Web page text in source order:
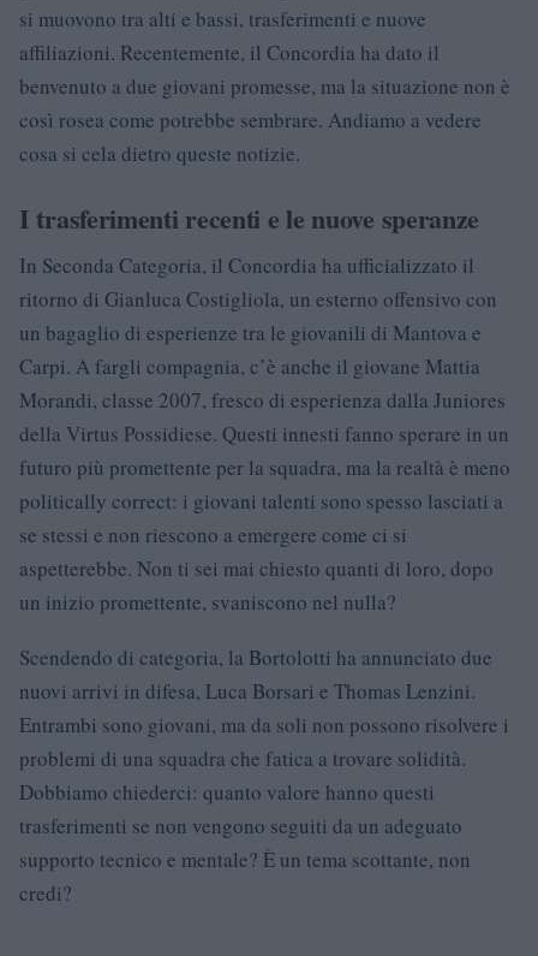
si muovono tra alti e bassi, trasferimenti e nuove
affiliazioni. Recentemente, il Concordia ha dato il
benvenuto a due giovani promesse, ma la situazione non è
così rosea come potrebbe sembrare. Andiamo a vedere
cosa si cela dietro queste notizie.
I trasferimenti recenti e le nuove speranze
In Seconda Categoria, il Concordia ha ufficializzato il
ritorno di Gianluca Costigliola, un esterno offensivo con
un bagaglio di esperienze tra le giovanili di Mantova e
Carpi. A fargli compagnia, c’è anche il giovane Mattia
Morandi, classe 2007, fresco di esperienza dalla Juniores
della Virtus Possidiese. Questi innesti fanno sperare in un
futuro più promettente per la squadra, ma la realtà è meno
politically correct: i giovani talenti sono spesso lasciati a
se stessi e non riescono a emergere come ci si
aspetterebbe. Non ti sei mai chiesto quanti di loro, dopo
un inizio promettente, svaniscono nel nulla?
Scendendo di categoria, la Bortolotti ha annunciato due
nuovi arrivi in difesa, Luca Borsari e Thomas Lenzini.
Entrambi sono giovani, ma da soli non possono risolvere i
problemi di una squadra che fatica a trovare solidità.
Dobbiamo chiederci: quanto valore hanno questi
trasferimenti se non vengono seguiti da un adeguato
supporto tecnico e mentale? È un tema scottante, non
credi?